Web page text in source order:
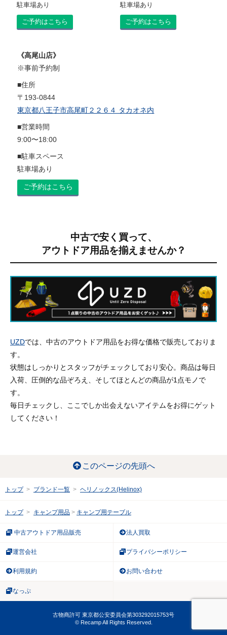
駐車場あり
ご予約はこちら
駐車場あり
ご予約はこちら
《高尾山店》
※事前予約制
■住所
〒193-0844
東京都八王子市高尾町２２６４ タカオネ内
■営業時間
9:00〜18:00
■駐車スペース
駐車場あり
ご予約はこちら
中古で安く買って、
アウトドア用品を揃えませんか？
UZDでは、中古のアウトドア用品をお得な価格で販売しておりま
す。
状態はしっかりとスタッフがチェックしており安心。商品は毎日
入荷、圧倒的な品ぞろえ、そしてほとんどの商品が1点モノで
す。
毎日チェックし、ここでしか出会えないアイテムをお得にゲット
してください！
このページの先頭へ
トップ ブランド一覧 ヘリノックス(Helinox)
トップ キャンプ用品 キャンプ用テーブル
中古アウトドア用品販売 法人買取
運営会社 プライバシーポリシー
利用規約 お問い合わせ
なっぷ
古物商許可 東京都公安委員会第303292015753号
© Recamp All Rights Reserved.